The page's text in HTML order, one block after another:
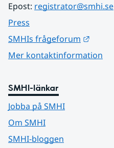
Epost: registrator@smhi.se
Press
SMHIs frågeforum
Mer kontaktinformation
SMHI-länkar
Jobba på SMHI
Om SMHI
SMHI-bloggen